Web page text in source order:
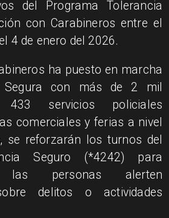
del Programa Tolerancia
con Carabineros entre el
4 de enero del 2026.
ha puesto en marcha
Segura con más de 2 mil
servicios policiales
comerciales y ferias a nivel
se reforzarán los turnos del
Seguro (*4242) para
personas alerten
delitos o actividades